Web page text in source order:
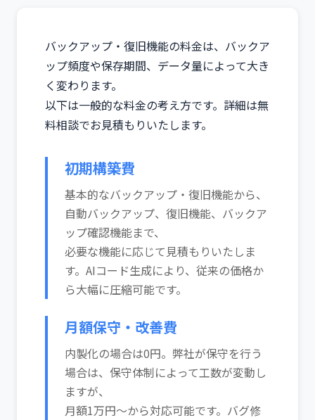
バックアップ・復旧機能の料金は、バックア
ップ頻度や保存期間、データ量によって大き
く変わります。
以下は一般的な料金の考え方です。詳細は無
料相談でお見積もりいたします。
初期構築費
基本的なバックアップ・復旧機能から、
自動バックアップ、復旧機能、バックア
ップ確認機能まで、
必要な機能に応じて見積もりいたしま
す。AIコード生成により、従来の価格か
ら大幅に圧縮可能です。
月額保守・改善費
内製化の場合は0円。弊社が保守を行う
場合は、保守体制によって工数が変動し
ますが、
月額1万円～から対応可能です。バグ修